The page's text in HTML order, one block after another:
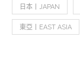
日本丨JAPAN
東亞丨EAST ASIA